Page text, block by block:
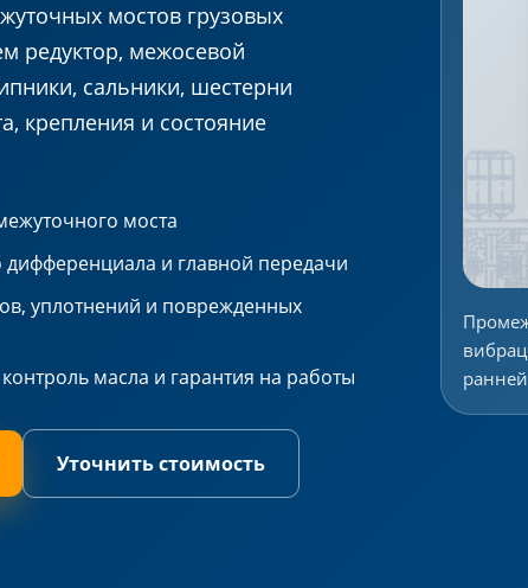
мостов грузовых
редуктор, межосевой
сальники, шестерни
крепления и состояние
моста
и главной передачи
уплотнений и поврежденных
масла и гарантия на работы
Уточнить стоимость